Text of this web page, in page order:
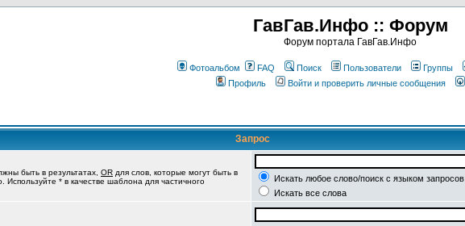
ГавГав.Инфо :: Форум
Форум портала ГавГав.Инфо
Фотоальбом FAQ Поиск Пользователи Группы
Профиль
Войти и проверить личные сообщения
Запрос
быть в результатах, OR для слов, которые могут быть в
Используйте * в качестве шаблона для частичного
Искать любое слово/поиск с языком запросов
Искать все слова